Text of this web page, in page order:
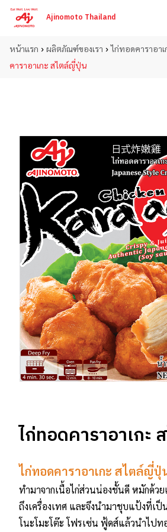
Ajinomoto Thailand
หน้าแรก › ผลิตภัณฑ์ของเรา ›ไก่ทอดคาราอา
คาราอาเกะ สไตล์ญี่ปุ่น
ไก่ทอดคาราอาเกะ
ไก่ทอดคาราอาเกะ สไตล์ญี่ปุ่
ทำมาจากเนื้อไก่ส่วนน่องชั้นดี หมักด้วย
ถึงเครื่องเทศ และจึงนำมาชุบแป้งที่เป็
โนะโมะโต๊ะ โฟรเซ่น ฟู้ดส์แล้วนำไปท